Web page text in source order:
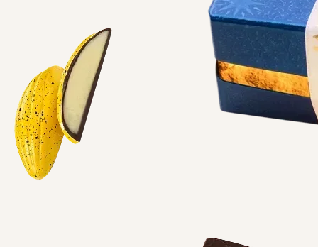
ОБИРАЙ, ЗАМОВЛЯЙ, СМАКУЙ
Темний шоколад,
який розкривається з
кожним шматочком
Ідеально для
поціновувачів
темного шоколаду